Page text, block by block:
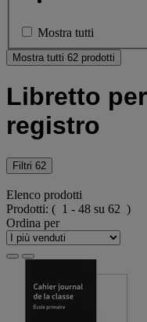
Mostra tutti
Mostra tutti 62 prodotti
Libretto
registro
Filtri 62
Elenco prodotti
Prodotti: ( 1 - 48 su 62 )
Ordina per